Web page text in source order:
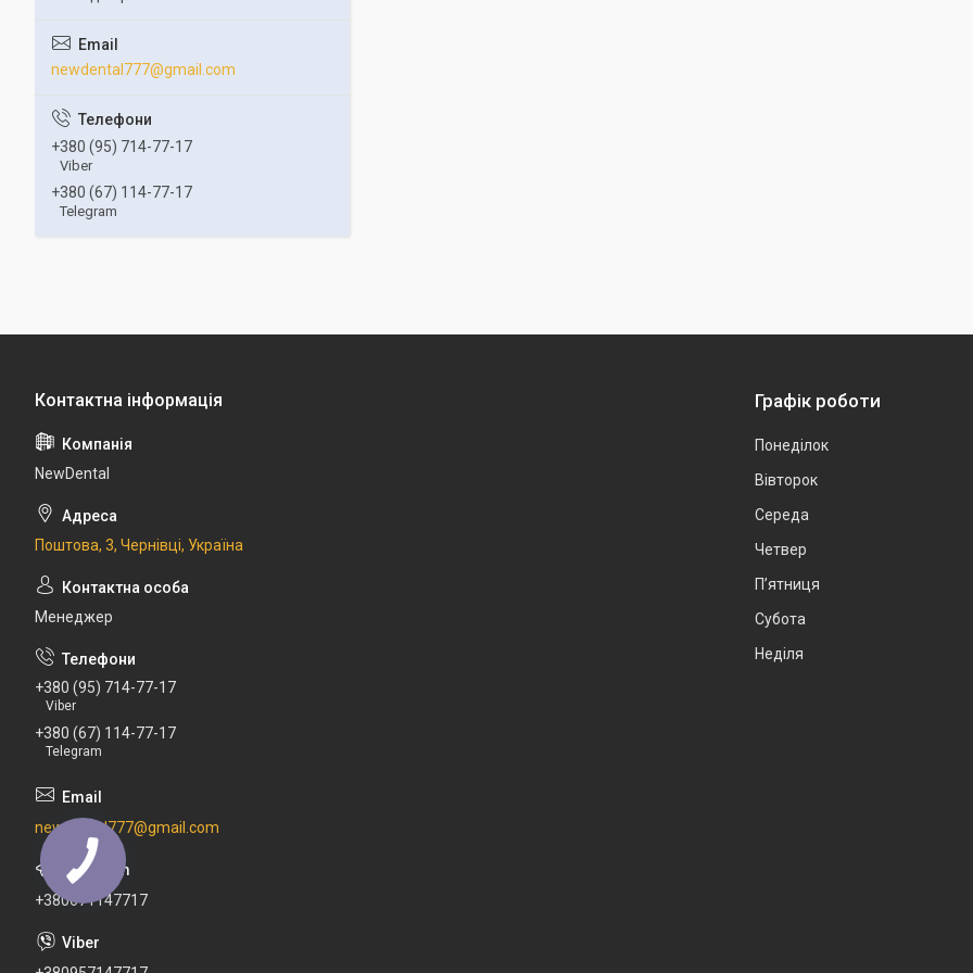
newdental777@gmail.com
+380 (95) 714-77-17
Viber
+380 (67) 114-77-17
Telegram
NewDental
Поштова, 3, Чернівці, Україна
Менеджер
+380 (95) 714-77-17
Viber
+380 (67) 114-77-17
Telegram
newdental777@gmail.com
+380671147717
Графік роботи
Понеділок
Вівторок
Середа
Четвер
Пʼятниця
Субота
Неділя